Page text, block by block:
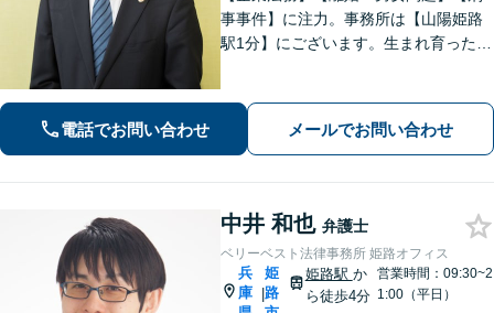
事事件】に注力。事務所は【山陽姫路
駅1分】にございます。生まれ育った故
たいと考えています。【電話相談可
能】お気軽にご相談ください。
電話でお問い合わせ メールでお問い合わせ
中井 和也 弁護士
ベリーベスト法律事務所 姫路オフィス
兵
庫 |
姫
路
姫路駅 か
ら徒歩4分
営業時間：09:30~2
1:00（平日）